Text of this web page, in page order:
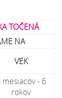
TOČENÁ
NA
VEK
mesiacov - 6
rokov